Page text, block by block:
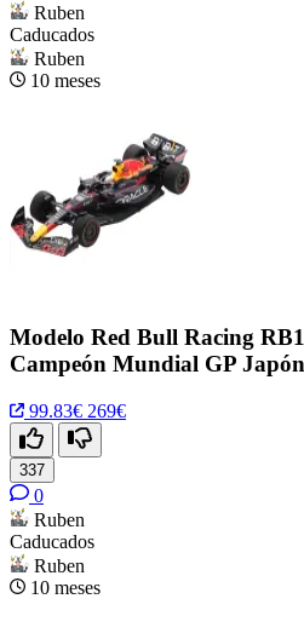
Ruben
Caducados
Ruben
10 meses
Modelo Red Bull Racing
Campeón Mundial GP
99.83€ 269€
337
0
Ruben
Caducados
Ruben
10 meses